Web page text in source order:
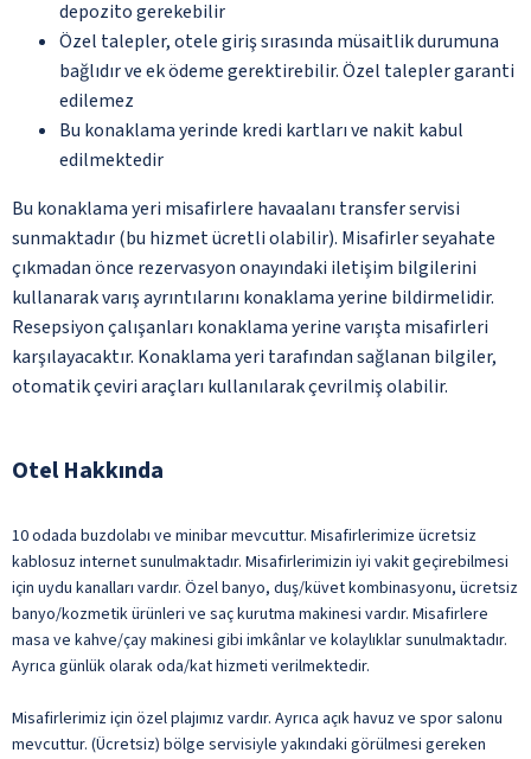
depozito gerekebilir
Özel talepler, otele giriş sırasında müsaitlik durumuna
bağlıdır ve ek ödeme gerektirebilir. Özel talepler garanti
edilemez
Bu konaklama yerinde kredi kartları ve nakit kabul
edilmektedir
Bu konaklama yeri misafirlere havaalanı transfer servisi
sunmaktadır (bu hizmet ücretli olabilir). Misafirler seyahate
çıkmadan önce rezervasyon onayındaki iletişim bilgilerini
kullanarak varış ayrıntılarını konaklama yerine bildirmelidir.
Resepsiyon çalışanları konaklama yerine varışta misafirleri
karşılayacaktır. Konaklama yeri tarafından sağlanan bilgiler,
otomatik çeviri araçları kullanılarak çevrilmiş olabilir.
Otel Hakkında
10 odada buzdolabı ve minibar mevcuttur. Misafirlerimize ücretsiz
kablosuz internet sunulmaktadır. Misafirlerimizin iyi vakit geçirebilmesi
için uydu kanalları vardır. Özel banyo, duş/küvet kombinasyonu, ücretsiz
banyo/kozmetik ürünleri ve saç kurutma makinesi vardır. Misafirlere
masa ve kahve/çay makinesi gibi imkânlar ve kolaylıklar sunulmaktadır.
Ayrıca günlük olarak oda/kat hizmeti verilmektedir.
Misafirlerimiz için özel plajımız vardır. Ayrıca açık havuz ve spor salonu
mevcuttur. (Ücretsiz) bölge servisiyle yakındaki görülmesi gereken